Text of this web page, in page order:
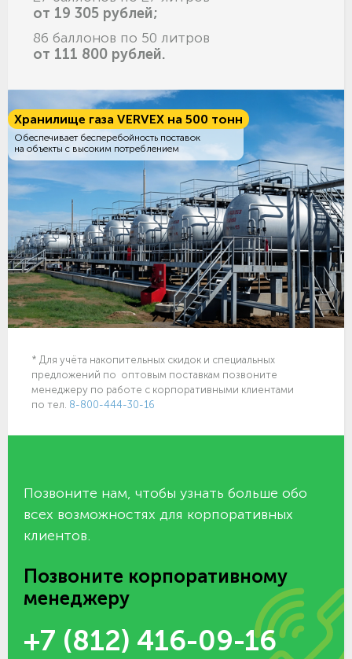
от 19 305 рублей;
86 баллонов по 50 литров
от 111 800 рублей.
Хранилище газа VERVEX на 500 тонн
Обеспечивает бесперебойность поставок
на объекты с высоким потреблением
* Для учёта накопительных скидок и специальных
предложений по оптовым поставкам позвоните
менеджеру по работе с корпоративными клиентами
по тел. 8-800-444-30-16
Позвоните нам, чтобы узнать больше обо
всех возможностях для корпоративных
клиентов.
Позвоните корпоративному
менеджеру
+7 (812) 416-09-16